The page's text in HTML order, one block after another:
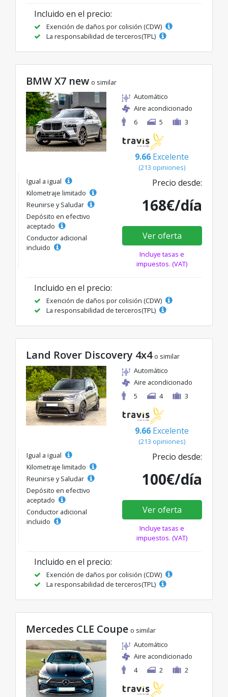
Incluido en el precio:
Exención de daños por colisión (CDW)
La responsabilidad de terceros(TPL)
BMW X7 new o similar
Automático
Aire acondicionado
6
5 3
9.66 Excelente
(213 opiniones)
Igual a igual
Kilometraje limitado
Reunirse y Saludar
Depósito en efectivo
aceptado
Conductor adicional
incluido
Precio desde:
168€/día
Ver oferta
Incluye tasas e
impuestos. (VAT)
Incluido en el precio:
Exención de daños por colisión (CDW)
La responsabilidad de terceros(TPL)
Land Rover Discovery 4x4 o similar
Automático
Aire acondicionado
5
4 3
9.66 Excelente
(213 opiniones)
Igual a igual
Kilometraje limitado
Reunirse y Saludar
Depósito en efectivo
aceptado
Conductor adicional
incluido
Precio desde:
100€/día
Ver oferta
Incluye tasas e
impuestos. (VAT)
Incluido en el precio:
Exención de daños por colisión (CDW)
La responsabilidad de terceros(TPL)
Mercedes CLE Coupe o similar
Automático
Aire acondicionado
4
2 2